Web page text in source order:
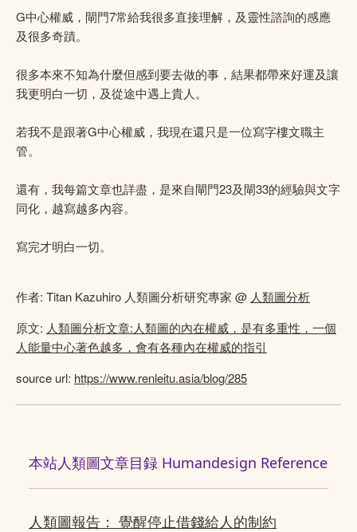
G中心權威，閘門7常給我很多直接理解，及靈性諮詢的感應
及很多奇蹟。
很多本來不知為什麼但感到要去做的事，結果都帶來好運及讓
我更明白一切，及從途中遇上貴人。
若我不是跟著G中心權威，我現在還只是一位寫字樓文職主
管。
還有，我每篇文章也詳盡，是來自閘門23及閘33的經驗與文字
同化，越寫越多內容。
寫完才明白一切。
作者: Titan Kazuhiro 人類圖分析研究專家 @ 人類圖分析
原文: 人類圖分析文章:人類圖的內在權威，是有多重性，一個
人能量中心著色越多，會有各種內在權威的指引
source url: https://www.renleitu.asia/blog/285
本站人類圖文章目録 Humandesign Reference
人類圖報告： 覺醒停止借錢給人的制約